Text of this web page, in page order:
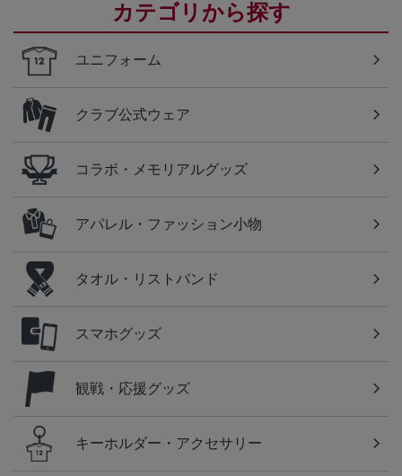
カテゴリから探す
ユニフォーム
クラブ公式ウェア
コラボ・メモリアルグッズ
アパレル・ファッション小物
タオル・リストバンド
スマホグッズ
観戦・応援グッズ
キーホルダー・アクセサリー